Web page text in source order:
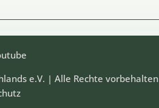
e.V. | Alle Rechte vorbehalten